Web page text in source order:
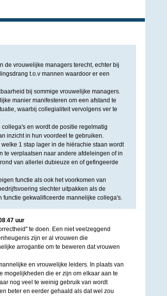
de vrouwelijke managers terecht, echter bij
t.o.v mannen waardoor er een
bij sommige vrouwelijke managers.
manier manifesteren om een afstand te
waarbij collegialiteit vervolgens ver te
en wordt de positie regelmatig
inzicht in hun voordeel te gebruiken.
1 stap lager in de hiërachie staan wordt
te verplaatsen naar andere afdeleingen of in
van allerlei dubieuze en of gefingeerde
functie als ook het voorkomen van
slechter uitpakken als de
gekwalificeerde mannelijke collega's.
:47 uur
te doen. Een niet veelzeggend
zijn er al vrouwen die
arrogantie om te beweren dat vrouwen
en vrouwelijke leiders. In plaats van
mogelijkheden die er zijn om elkaar aan te
nog veel te weinig gebruik van wordt
beter en eerder gehaald als dat wel zou